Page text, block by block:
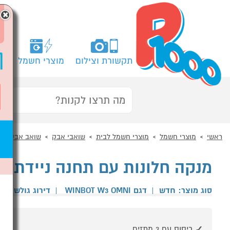
תקשורת וצילום מוצרי חשמל
ראשי מוצרי חשמל מוצרי חשמל לבית שואבי אבק שואב אבק
מנקה חלונות עם תחנה ניידת ECOVACS WINBOT W3 OMNI
סוג מוצר: חדש | דגם WINBOT W3 OMNI | דירוג גולשים
×